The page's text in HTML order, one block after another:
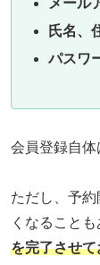
氏名、
パスワ
会員登録自体
ただし、予
くなることも
を完了させ